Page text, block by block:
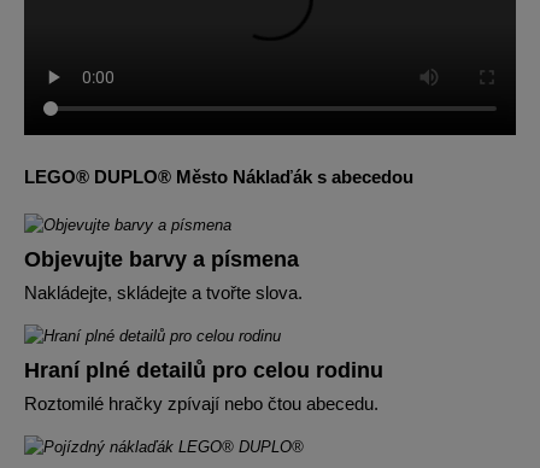
LEGO® DUPLO® Město Náklaďák s abecedou
Objevujte barvy a písmena
Nakládejte, skládejte a tvořte slova.
Hraní plné detailů pro celou rodinu
Roztomilé hračky zpívají nebo čtou abecedu.